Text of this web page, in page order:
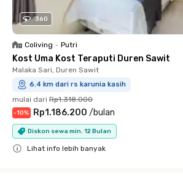
360
Coliving • Putri
Kost Uma Kost Teraputi Duren Sawit
Malaka Sari, Duren Sawit
6.4 km dari rs karunia kasih
mulai dari Rp1.318.000
-10% Rp1.186.200 /bulan
Diskon sewa min. 12 Bulan
Lihat info lebih banyak